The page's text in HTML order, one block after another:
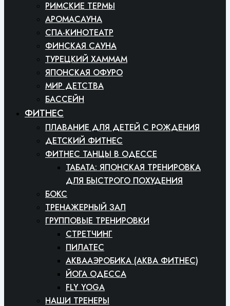
РИМСКИЕ ТЕРМЫ
АРОМАСАУНА
СПА-КИНОТЕАТР
ФИНСКАЯ САУНА
ТУРЕЦКИЙ ХАММАМ
ЯПОНСКАЯ ОФУРО
МИР ДЕТСТВА
БАССЕЙН
ФИТНЕС
ПЛАВАНИЕ ДЛЯ ДЕТЕЙ С РОЖДЕНИЯ
ДЕТСКИЙ ФИТНЕС
ФИТНЕС ТАНЦЫ В ОДЕССЕ
ТАБАТА: ЯПОНСКАЯ ТРЕНИРОВКА
ДЛЯ БЫСТРОГО ПОХУДЕНИЯ
БОКС
ТРЕНАЖЕРНЫЙ ЗАЛ
ГРУППОВЫЕ ТРЕНИРОВКИ
СТРЕТЧИНГ
ПИЛАТЕС
АКВААЭРОБИКА (АКВА ФИТНЕС)
ЙОГА ОДЕССА
FLY YOGA
НАШИ ТРЕНЕРЫ